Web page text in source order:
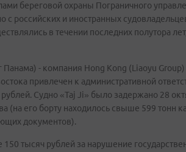
береговой охраны Пограничного
российских и иностранных
в течении последних полутора
Панама) - компания Hong Kong (Liaoyu
привлечен к административной
Судно «Taj Ji» было задержано 28
(на его борту находилось свыше 599 тонн
документов).
тысяч рублей за нарушение